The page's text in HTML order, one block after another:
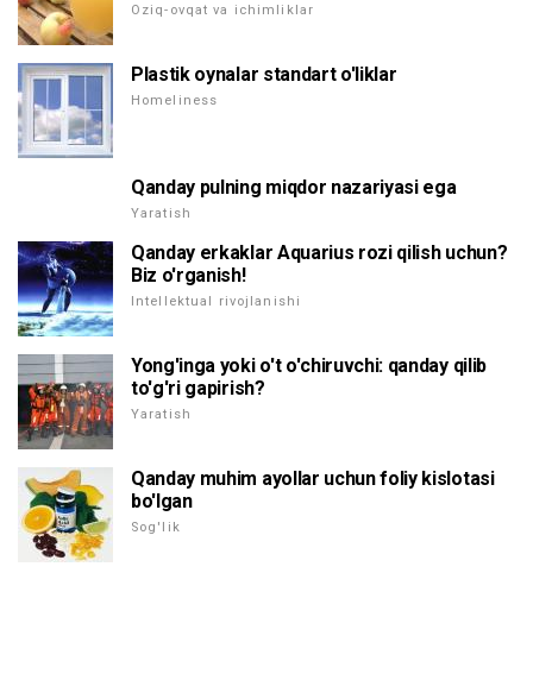
Oziq-ovqat va ichimliklar
Plastik oynalar standart o'liklar
Homeliness
Qanday pulning miqdor nazariyasi ega
Yaratish
Qanday erkaklar Aquarius rozi qilish uchun?
Biz o'rganish!
Intellektual rivojlanishi
Yong'inga yoki o't o'chiruvchi: qanday qilib
to'g'ri gapirish?
Yaratish
Qanday muhim ayollar uchun foliy kislotasi
bo'lgan
Sog'lik